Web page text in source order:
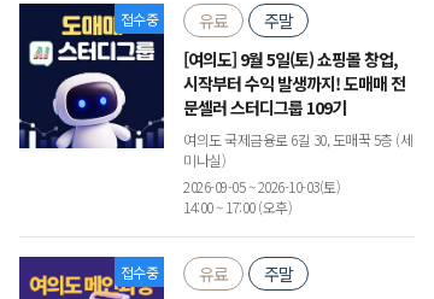
접수중 유료
주말
[여의도] 9월 5일(토) 쇼핑몰 창업,
시작부터 수익 발생까지! 도매매 전
문셀러 스터디그룹 109기
여의도 국제금융로 6길 30, 도매꾹 5층 (세
미나실)
2026-09-05 ~ 2026-10-03(토)
14:00 ~ 17:00 (오후)
접수중 유료
주말